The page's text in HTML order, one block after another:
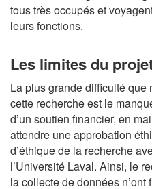
tous très occupés et
leurs fonctions.
Les limites du
La plus grande difficulté
cette recherche est le
d’un soutien financier, en
attendre une approbation
d’éthique de la recherche
l’Université Laval. Ainsi, le
la collecte de données